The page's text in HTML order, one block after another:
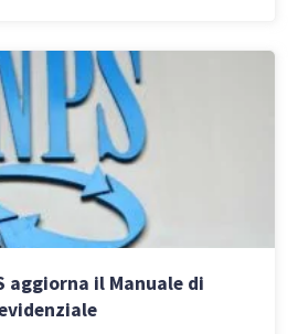
aggiorna il Manuale di